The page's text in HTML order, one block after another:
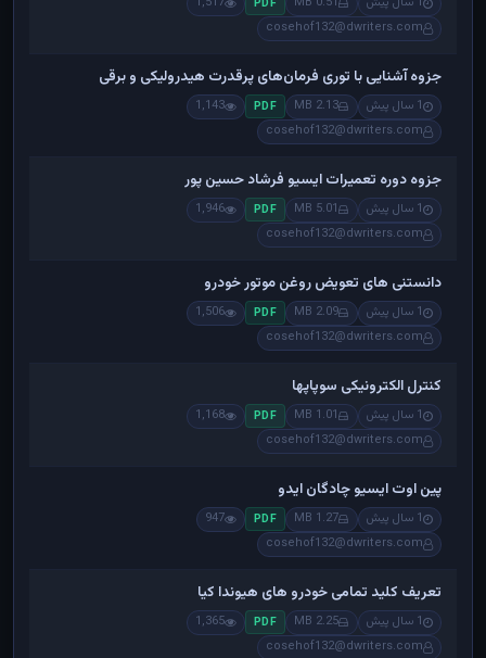
cosehof132@dwriters.com
جزوه آشنایی با توری فرمان‌های پرقدرت هیدرولیکی و برقی
1 سال پیش 2.13 MB
PDF
1,143
cosehof132@dwriters.com
جزوه دوره تعمیرات ایسیو فرشاد حسین پور
1 سال پیش 5.01 MB
PDF
1,946
cosehof132@dwriters.com
دانستنی های تعویض روغن موتور خودرو
1 سال پیش 2.09 MB
PDF
1,506
cosehof132@dwriters.com
کنترل الکترونیکی سوپاپها
1 سال پیش 1.01 MB
PDF
1,168
cosehof132@dwriters.com
پین اوت ایسیو چادگان ایدو
1 سال پیش 1.27 MB
PDF
947
cosehof132@dwriters.com
تعریف کلید تمامی خودرو های هیوندا کیا
1 سال پیش 2.25 MB
PDF
1,365
cosehof132@dwriters.com